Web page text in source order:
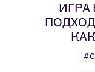
ИГРА